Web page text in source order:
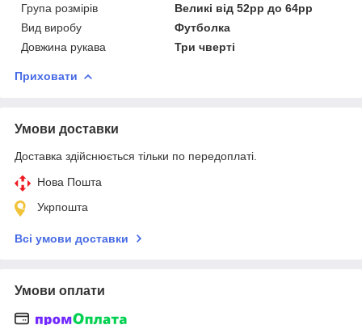
Група розмірів
Великі від 52рр до 64рр
Вид виробу
Футболка
Довжина рукава
Три чверті
Приховати
Умови доставки
Доставка здійснюється тільки по передоплаті.
Нова Пошта
Укрпошта
Всі умови доставки
Умови оплати